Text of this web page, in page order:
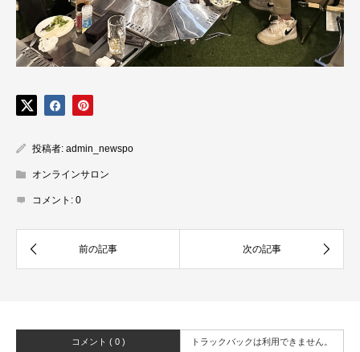
投稿者: admin_newspo
オンラインサロン
コメント: 0
コメント ( 0 ) トラックバックは利用できません。